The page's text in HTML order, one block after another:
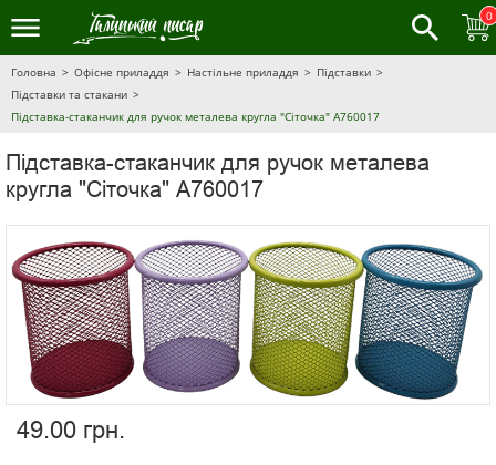
0
Головна Офісне приладдя Настільне приладдя
Підставки
Підставки та стакани
Підставка-стаканчик для ручок металева кругла "Сіточка" А760017
Підставка-стаканчик для ручок металева
кругла "Сіточка" А760017
49.00 грн.